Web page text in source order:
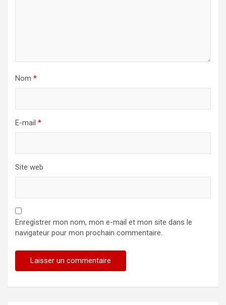
Nom *
E-mail *
Site web
Enregistrer mon nom, mon e-mail et mon site dans le
navigateur pour mon prochain commentaire.